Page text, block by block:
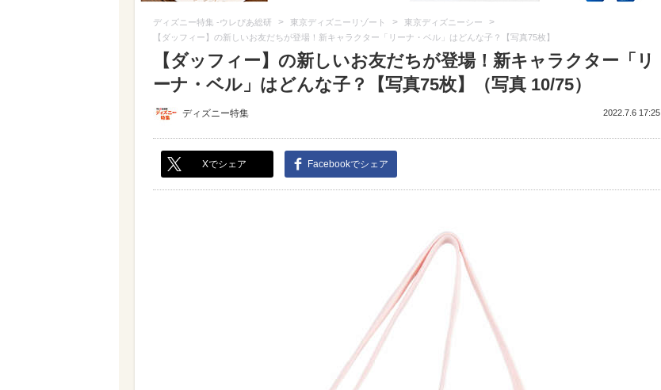
ディズニー特集 -ウレぴあ総研 > 東京ディズニーリゾート > 東京ディズニーシー >
【ダッフィー】の新しいお友だちが登場！新キャラクター「リーナ・ベル」はどんな子？【写真75枚】
【ダッフィー】の新しいお友だちが登場！新キャラクター「リ
ーナ・ベル」はどんな子？【写真75枚】（写真 10/75）
ディズニー特集 2022.7.6 17:25
Xでシェア Facebookでシェア